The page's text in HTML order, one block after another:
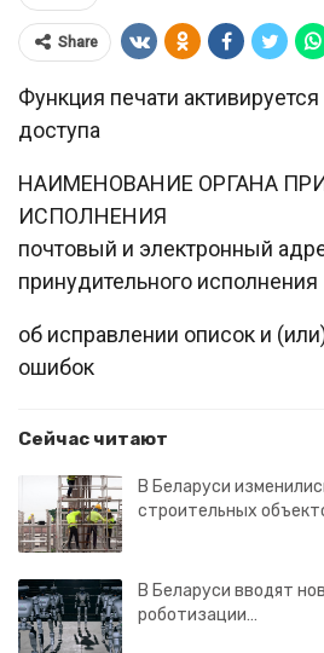
Share
Функция печати
доступа
НАИМЕНОВАНИЕ ОРГАНА
ИСПОЛНЕНИЯ
почтовый и электронный
принудительного исполнения
об исправлении описок и
ошибок
Сейчас читают
В Беларуси
строительных
В Беларуси вводят
роботизации…